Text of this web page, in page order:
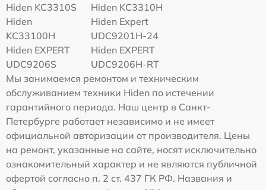
Hiden KC3310S
Hiden KC3310H
Hiden
KC33100H
Hiden Expert
UDC9201H-24
Hiden EXPERT
UDC9206S
Hiden EXPERT
UDC9206H-RT
Мы занимаемся ремонтом и техническим
обслуживанием техники Hiden по истечении
гарантийного периода. Наш центр в Санкт-
Петербурге работает независимо и не имеет
официальной авторизации от производителя. Цены
на ремонт, указанные на сайте, носят исключительно
ознакомительный характер и не являются публичной
офертой согласно п. 2 ст. 437 ГК РФ. Названия и